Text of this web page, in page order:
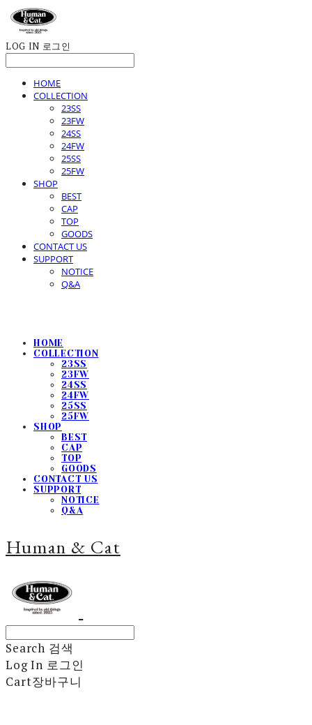
LOG IN 로그인
HOME
COLLECTION
23SS
23FW
24SS
24FW
25SS
25FW
SHOP
BEST
CAP
TOP
GOODS
CONTACT US
SUPPORT
NOTICE
Q&A
HOME
COLLECTION
23SS
23FW
24SS
24FW
25SS
25FW
SHOP
BEST
CAP
TOP
GOODS
CONTACT US
SUPPORT
NOTICE
Q&A
Human & Cat
Search 검색
Log In 로그인
Cart장바구니